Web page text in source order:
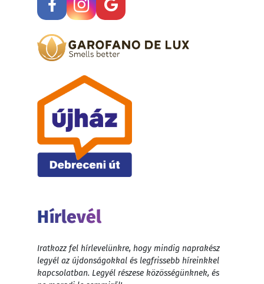
Hírlevél
Iratkozz fel hírlevelünkre, hogy mindig naprakész
legyél az újdonságokkal és legfrissebb híreinkkel
kapcsolatban. Legyél részese közösségünknek, és